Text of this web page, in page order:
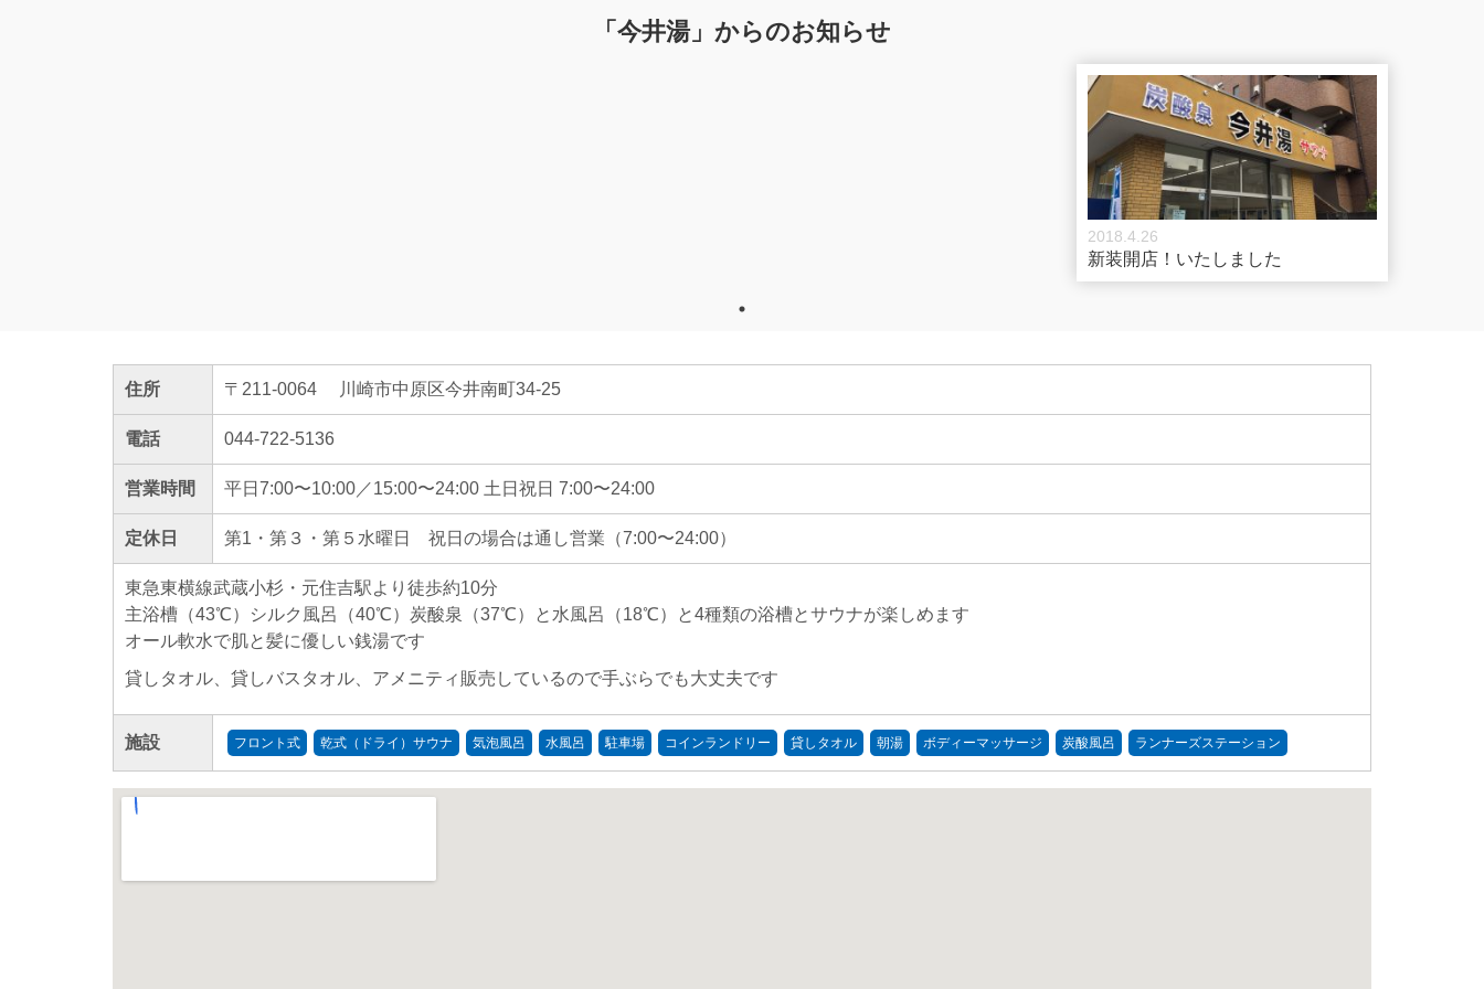
「今井湯」からのお知らせ
2018.4.26
新装開店！いたしました
住所 〒211-0064 川崎市中原区今井南町34-25
電話 044-722-5136
営業時間 平日7:00〜10:00／15:00〜24:00 土日祝日 7:00〜24:00
定休日 第1・第３・第５水曜日 祝日の場合は通し営業（7:00〜24:00）
東急東横線武蔵小杉・元住吉駅より徒歩約10分
主浴槽（43℃）シルク風呂（40℃）炭酸泉（37℃）と水風呂（18℃）と4種類の浴槽とサウナが楽しめます
オール軟水で肌と髪に優しい銭湯です
貸しタオル、貸しバスタオル、アメニティ販売しているので手ぶらでも大丈夫です
施設 フロント式 乾式（ドライ）サウナ 気泡風呂 水風呂 駐車場 コインランドリー 貸しタオル 朝湯 ボディーマッサージ 炭酸風呂 ランナーズステーション